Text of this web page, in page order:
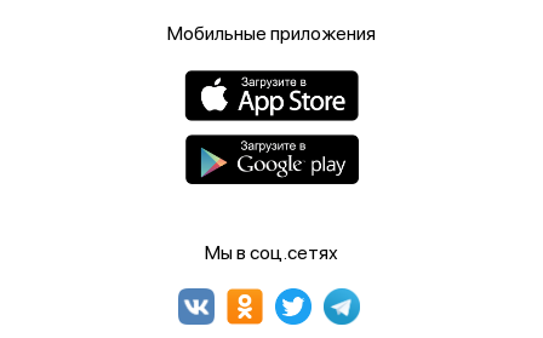
Мобильные приложения
Мы в соц.сетях